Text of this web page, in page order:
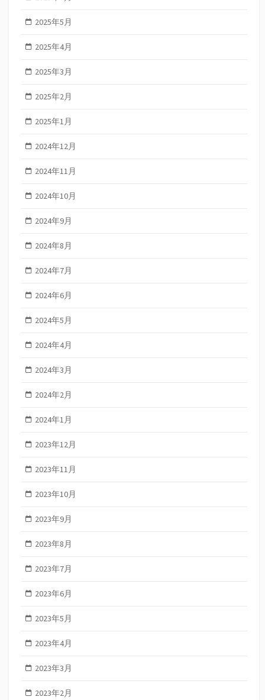
2025年5月
2025年4月
2025年3月
2025年2月
2025年1月
2024年12月
2024年11月
2024年10月
2024年9月
2024年8月
2024年7月
2024年6月
2024年5月
2024年4月
2024年3月
2024年2月
2024年1月
2023年12月
2023年11月
2023年10月
2023年9月
2023年8月
2023年7月
2023年6月
2023年5月
2023年4月
2023年3月
2023年2月